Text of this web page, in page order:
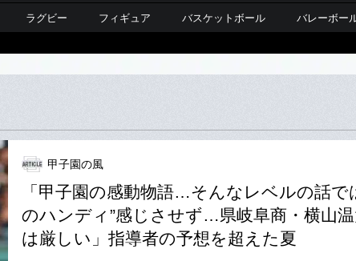
ラグビー フィギュア バスケットボール バレーボー
甲子園の風
「甲子園の感動物語…そんなレベルの話で
のハンディ”感じさせず…県岐阜商・横山
は厳しい」指導者の予想を超えた夏